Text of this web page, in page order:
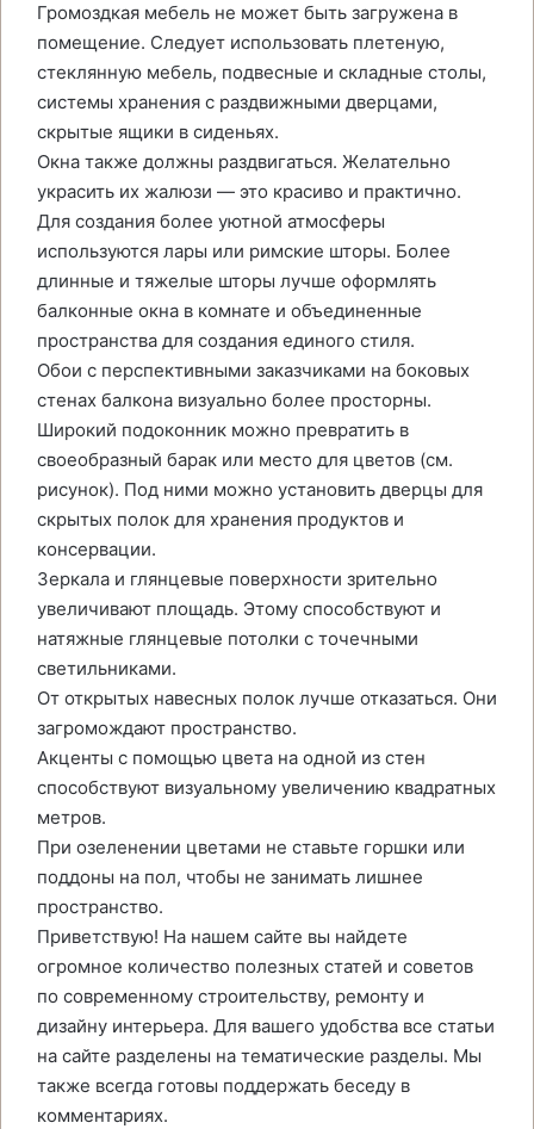
Громоздкая мебель не может быть загружена в
помещение. Следует использовать плетеную,
стеклянную мебель, подвесные и складные столы,
системы хранения с раздвижными дверцами,
скрытые ящики в сиденьях.
Окна также должны раздвигаться. Желательно
украсить их жалюзи — это красиво и практично.
Для создания более уютной атмосферы
используются лары или римские шторы. Более
длинные и тяжелые шторы лучше оформлять
балконные окна в комнате и объединенные
пространства для создания единого стиля.
Обои с перспективными заказчиками на боковых
стенах балкона визуально более просторны.
Широкий подоконник можно превратить в
своеобразный барак или место для цветов (см.
рисунок). Под ними можно установить дверцы для
скрытых полок для хранения продуктов и
консервации.
Зеркала и глянцевые поверхности зрительно
увеличивают площадь. Этому способствуют и
натяжные глянцевые потолки с точечными
светильниками.
От открытых навесных полок лучше отказаться. Они
загромождают пространство.
Акценты с помощью цвета на одной из стен
способствуют визуальному увеличению квадратных
метров.
При озеленении цветами не ставьте горшки или
поддоны на пол, чтобы не занимать лишнее
пространство.
Приветствую! На нашем сайте вы найдете
огромное количество полезных статей и советов
по современному строительству, ремонту и
дизайну интерьера. Для вашего удобства все статьи
на сайте разделены на тематические разделы. Мы
также всегда готовы поддержать беседу в
комментариях.